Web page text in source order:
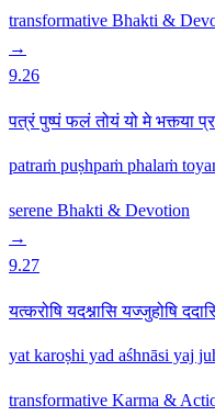
transformative Bhakti &
→
9.26
पत्रं पुष्पं फलं तोयं यो मे भक्त्या
patraṁ puṣhpaṁ phalaṁ
serene Bhakti & Devotion
→
9.27
यत्करोषि यदश्नासि यज्जुहोषि
yat karoṣhi yad aśhnāsi yaj
transformative Karma &